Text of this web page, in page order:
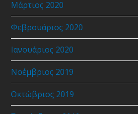
Μάρτιος 2020
Φεβρουάριος 2020
Ιανουάριος 2020
Νοέμβριος 2019
Οκτώβριος 2019